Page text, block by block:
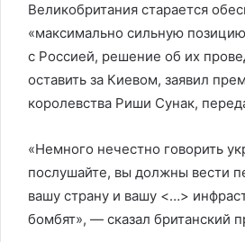
Великобритания старается
«максимально сильную
с Россией, решение об их
оставить за Киевом, заявил
королевства Риши Сунак,
«Немного нечестно говорить
послушайте, вы должны вести
вашу страну и вашу <…>
бомбят», — сказал британский